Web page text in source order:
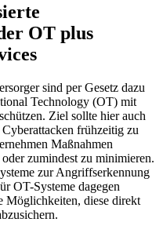
OT plus
sind per Gesetz dazu
Technology (OT) mit
Ziel sollte hier auch
frühzeitig zu
Maßnahmen
zumindest zu minimieren.
zur Angriffserkennung
OT-Systeme dagegen
Möglichkeiten, diese direkt